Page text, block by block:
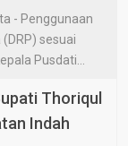
- Penggunaan
sesuai
Pusdati...
Thoriqul
Indah